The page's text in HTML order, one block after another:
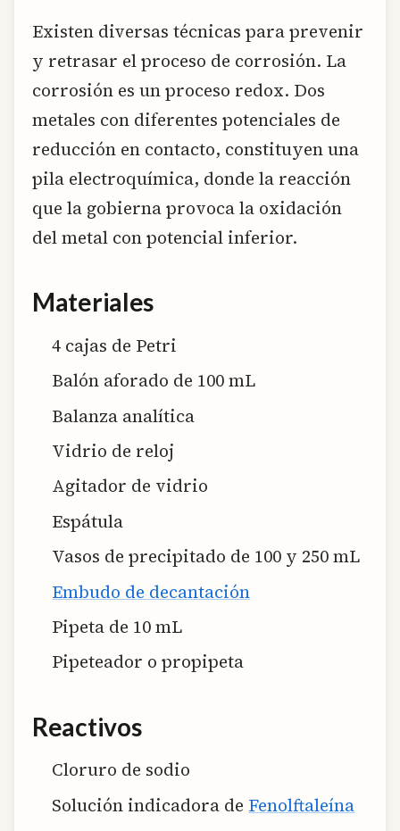
Existen diversas técnicas para prevenir
y retrasar el proceso de corrosión. La
corrosión es un proceso redox. Dos
metales con diferentes potenciales de
reducción en contacto, constituyen una
pila electroquímica, donde la reacción
que la gobierna provoca la oxidación
del metal con potencial inferior.
Materiales
4 cajas de Petri
Balón aforado de 100 mL
Balanza analítica
Vidrio de reloj
Agitador de vidrio
Espátula
Vasos de precipitado de 100 y 250 mL
Embudo de decantación
Pipeta de 10 mL
Pipeteador o propipeta
Reactivos
Cloruro de sodio
Solución indicadora de Fenolftaleína